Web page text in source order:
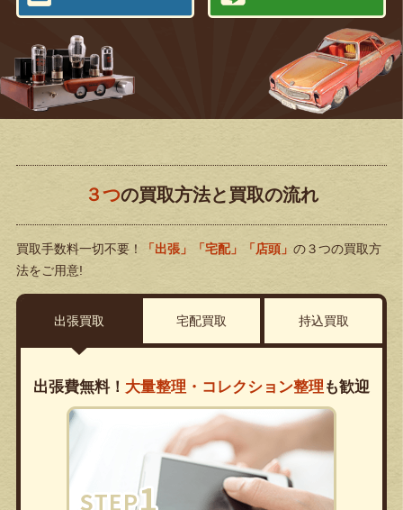
３つの買取方法と買取の流れ
買取手数料一切不要！ 「出張」「宅配」「店頭」 の３つの買取方
法をご用意!
出張買取 宅配買取 持込買取
出張費無料！ 大量整理・コレクション整理 も歓迎